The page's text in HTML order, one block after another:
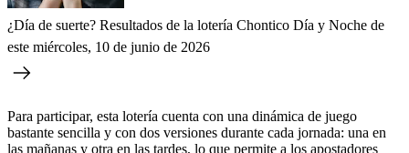
¿Día de suerte? Resultados de la lotería Chontico Día y Noche de
este miércoles, 10 de junio de 2026
Para participar, esta lotería cuenta con una dinámica de juego
bastante sencilla y con dos versiones durante cada jornada: una en
las mañanas y otra en las tardes, lo que permite a los apostadores